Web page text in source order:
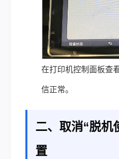
在打印机控制面板查
信正常。
二、取消“脱机
置